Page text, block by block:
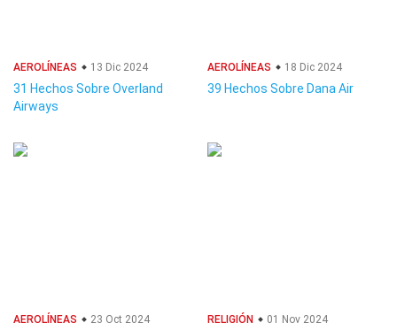
AEROLÍNEAS 13 Dic 2024
31 Hechos Sobre Overland
Airways
AEROLÍNEAS 18 Dic 2024
39 Hechos Sobre Dana Air
AEROLÍNEAS 23 Oct 2024 RELIGIÓN 01 Nov 2024